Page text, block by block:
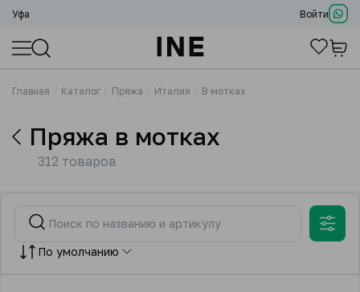
Уфа Войти
Главная Каталог Пряжа Италия В мотках
Пряжа в мотках
312 товаров
По умолчанию